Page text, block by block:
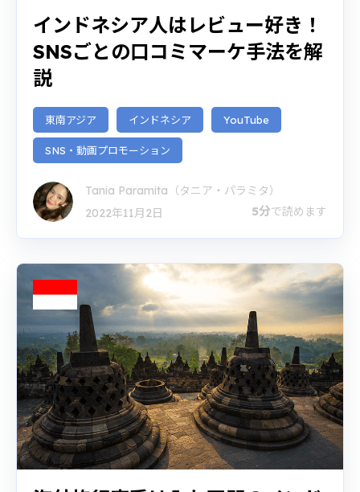
インドネシア人はレビュー好き！
SNSごとの口コミマーケ手法を解
説
東南アジア インドネシア YouTube
SNS・動画プロモーション
Tania Paramita（タニア・パラミタ）
2022年11月2日
5分で読めます